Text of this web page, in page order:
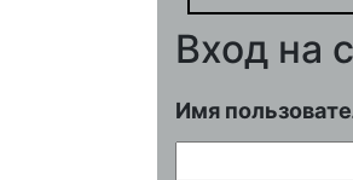
Вход на
Имя